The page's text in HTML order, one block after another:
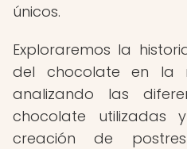
únicos.
Exploraremos la
del chocolate en la
analizando las
chocolate
creación de